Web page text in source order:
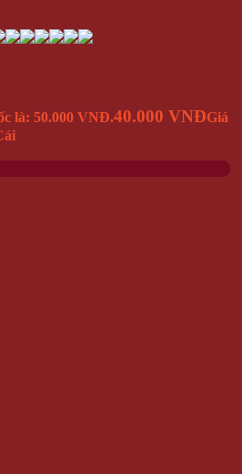
là: 50.000 VNĐ.40.000 VNĐGiá